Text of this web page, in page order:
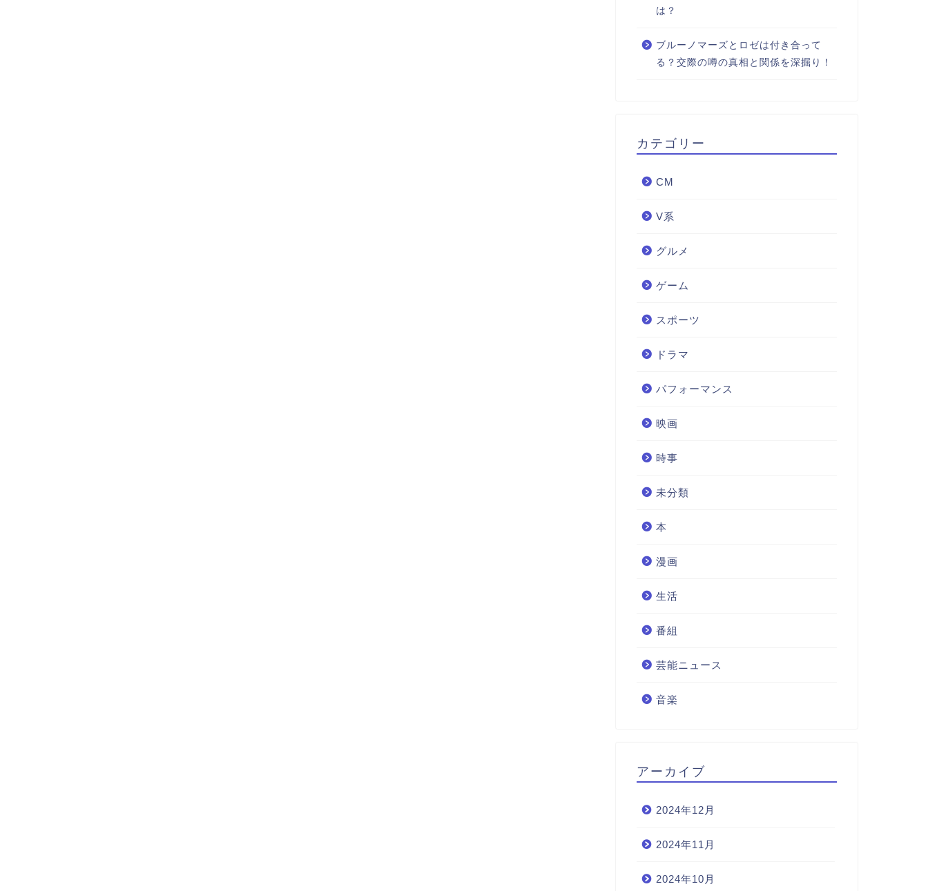
は？
ブルーノマーズとロゼは付き合って
る？交際の噂の真相と関係を深掘り！
カテゴリー
CM
V系
グルメ
ゲーム
スポーツ
ドラマ
パフォーマンス
映画
時事
未分類
本
漫画
生活
番組
芸能ニュース
音楽
アーカイブ
2024年12月
2024年11月
2024年10月